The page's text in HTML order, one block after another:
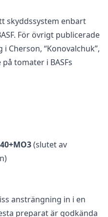
skyddssystem enbart
För övrigt publicerade
Cherson, “Konovalchuk”,
tomater i BASFs
(slutet av
ansträngning in i en
preparat är godkända